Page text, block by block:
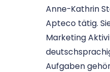
Anne-Kathrin
Apteco tätig.
Marketing
Aufgaben